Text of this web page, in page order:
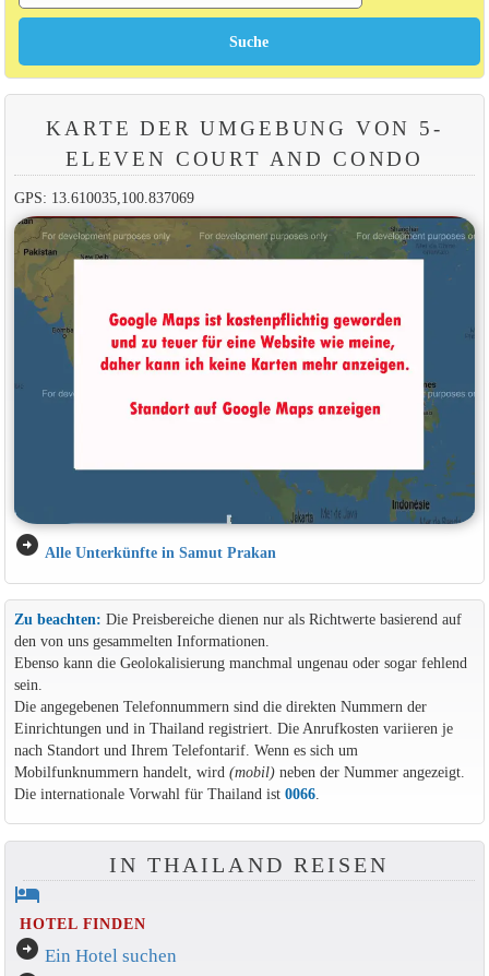
KARTE DER UMGEBUNG VON 5-
ELEVEN COURT AND CONDO
GPS: 13.610035,100.837069
arrow_circle_right Alle Unterkünfte in Samut Prakan
Zu beachten: Die Preisbereiche dienen nur als Richtwerte basierend auf
den von uns gesammelten Informationen.
Ebenso kann die Geolokalisierung manchmal ungenau oder sogar fehlend
sein.
Die angegebenen Telefonnummern sind die direkten Nummern der
Einrichtungen und in Thailand registriert. Die Anrufkosten variieren je
nach Standort und Ihrem Telefontarif. Wenn es sich um
Mobilfunknummern handelt, wird (mobil)neben der Nummer angezeigt.
Die internationale Vorwahl für Thailand ist 0066.
IN THAILAND REISEN
hotel
HOTEL FINDEN
arrow_circle_right Ein Hotel suchen